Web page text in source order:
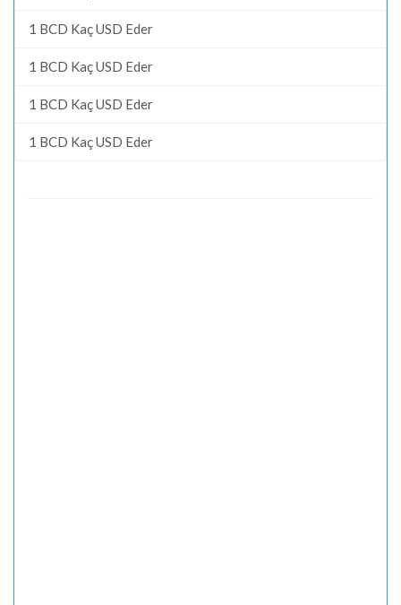
1 BCD Kaç USD Eder
1 BCD Kaç USD Eder
1 BCD Kaç USD Eder
1 BCD Kaç USD Eder